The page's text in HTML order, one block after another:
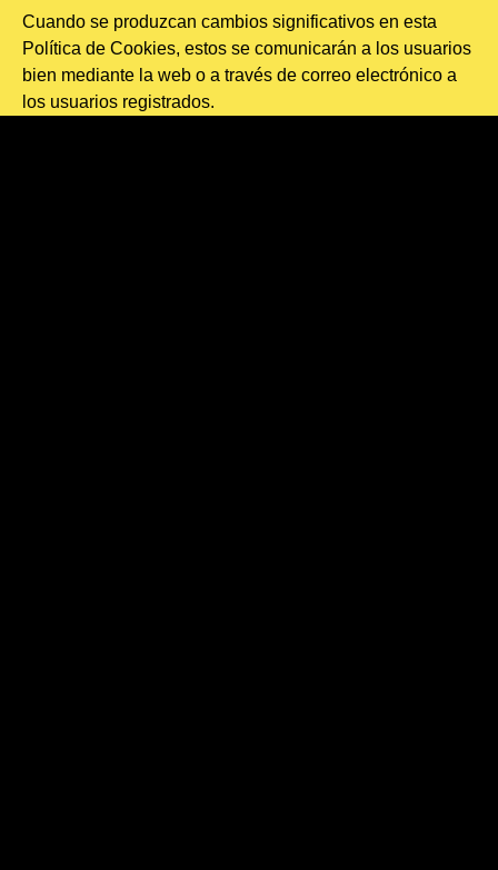
Cuando se produzcan cambios significativos en esta
Política de Cookies, estos se comunicarán a los usuarios
bien mediante la web o a través de correo electrónico a
los usuarios registrados.